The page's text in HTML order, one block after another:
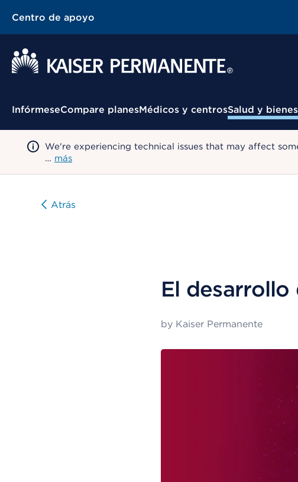
Centro de apoyo
Menú contextual
InfórmeseCompare planesMédicos y centrosSalud y
We're experiencing technical issues that may affect
… más
Atrás
El desarrollo
by Kaiser Permanente